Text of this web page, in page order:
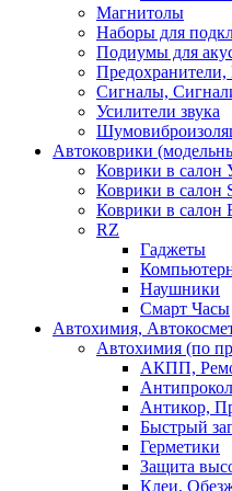
Магнитолы
Наборы для
Подиумы для
Сигналы,
Усилители звука
Автоковрики
Коврики в салон
Коврики в салон
Коврики в салон
RZ
Гаджеты
Наушники
Смарт Часы
Автохимия,
Автохимия (по
АКПП,
Антикор,
Быстрый
Герметики
Защита
Клеи,